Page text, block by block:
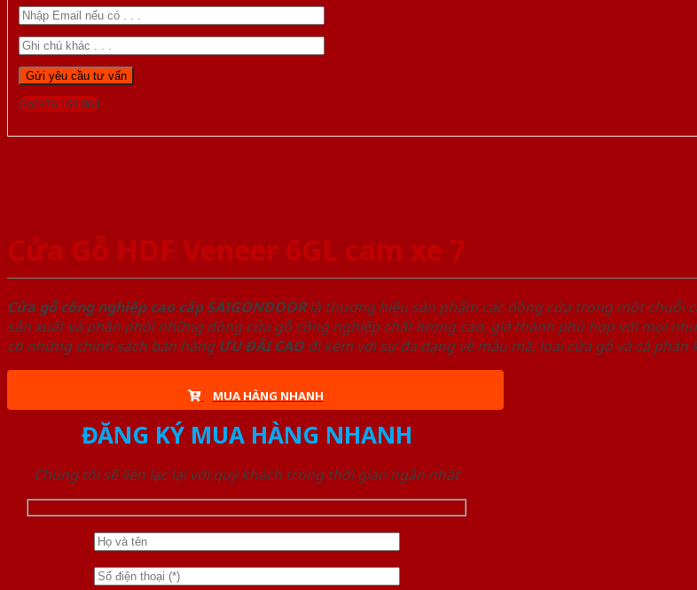
Gọi 0976.169.864
Cửa Gỗ HDF Veneer 6GL cam xe 7
Cửa gỗ công nghiệp cao cấp SAIGONDOORlà thương hiệu sản phẩm các dòng cửa trong một chuỗi
sản xuất và phân phối những dòng cửa gỗ công nghiệp chất lượng cao, giá thành phù hợp với mọi
có những chính sách bán hàng ƯU ĐÃI CAOđi kèm với sự đa dạng về mẫu mã, loại cửa gỗ và cả phân
MUA HÀNG NHANH
ĐĂNG KÝ MUA HÀNG NHANH
Chúng tôi sẽ liên lạc lại với quý khách trong thời gian ngắn nhất